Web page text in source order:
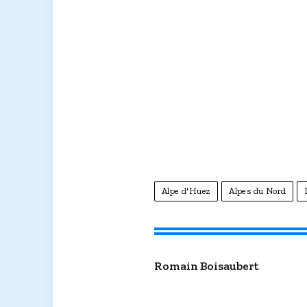
Alpe d'Huez Alpes du Nord
Romain Boisaubert